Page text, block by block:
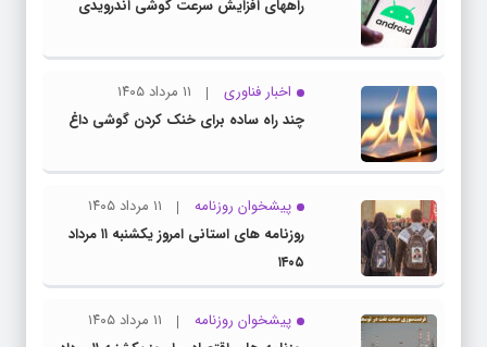
راههای افزایش سرعت گوشی اندرویدی
اخبار فناوری
۱۱ مرداد ۱۴۰۵
چند راه‌ ساده برای خنک کردن گوشی داغ
پیشخوان روزنامه
۱۱ مرداد ۱۴۰۵
روزنامه های استانی امروز یکشنبه ۱۱ مرداد
۱۴۰۵
پیشخوان روزنامه
۱۱ مرداد ۱۴۰۵